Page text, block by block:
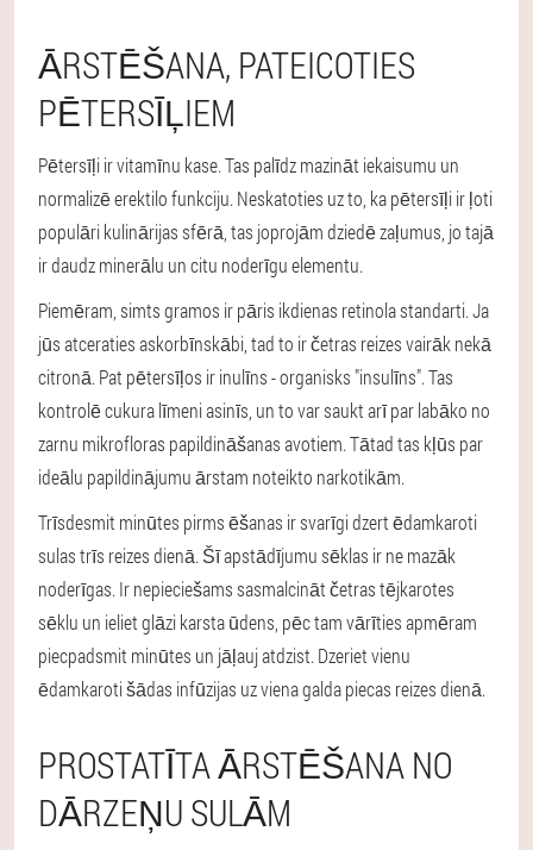
ĀRSTĒŠANA, PATEICOTIES
PĒTERSĪĻIEM
Pētersīļi ir vitamīnu kase. Tas palīdz mazināt iekaisumu un
normalizē erektilo funkciju. Neskatoties uz to, ka pētersīļi ir ļoti
populāri kulinārijas sfērā, tas joprojām dziedē zaļumus, jo tajā
ir daudz minerālu un citu noderīgu elementu.
Piemēram, simts gramos ir pāris ikdienas retinola standarti. Ja
jūs atceraties askorbīnskābi, tad to ir četras reizes vairāk nekā
citronā. Pat pētersīļos ir inulīns - organisks "insulīns". Tas
kontrolē cukura līmeni asinīs, un to var saukt arī par labāko no
zarnu mikrofloras papildināšanas avotiem. Tātad tas kļūs par
ideālu papildinājumu ārstam noteikto narkotikām.
Trīsdesmit minūtes pirms ēšanas ir svarīgi dzert ēdamkaroti
sulas trīs reizes dienā. Šī apstādījumu sēklas ir ne mazāk
noderīgas. Ir nepieciešams sasmalcināt četras tējkarotes
sēklu un ieliet glāzi karsta ūdens, pēc tam vārīties apmēram
piecpadsmit minūtes un jāļauj atdzist. Dzeriet vienu
ēdamkaroti šādas infūzijas uz viena galda piecas reizes dienā.
PROSTATĪTA ĀRSTĒŠANA NO
DĀRZEŅU SULĀM